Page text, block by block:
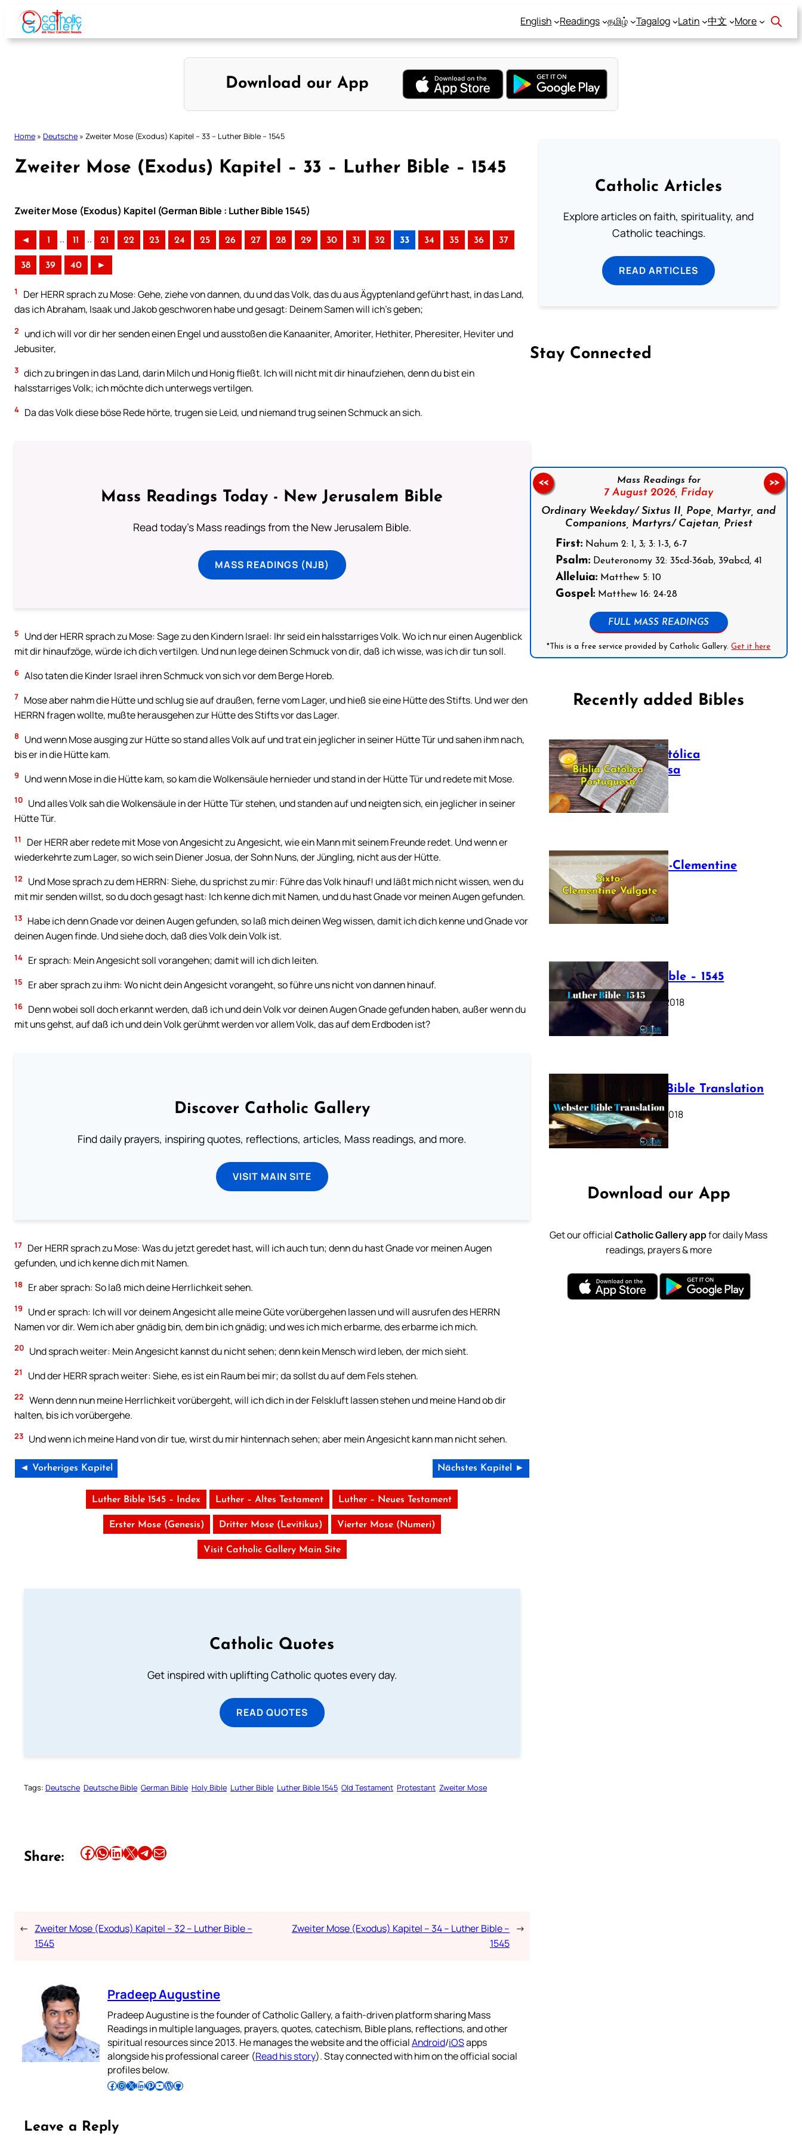
Skip
content
English Readings தமிழ் Tagalog Latin 中文 More
Download our App
Home » Deutsche » Zweiter Mose (Exodus) Kapitel – 33 – Luther Bible – 1545
Zweiter Mose (Exodus) Kapitel – 33 – Luther Bible – 1545
Zweiter Mose (Exodus) Kapitel (German Bible : Luther Bible 1545)
◄ 1 .. 11 .. 21 22 23 24 25 26 27 28 29 30 31 32 33 34 35 36 37
38 39 40 ►
1
Der HERR sprach zu Mose: Gehe, ziehe von dannen, du und das Volk, das du aus Ägyptenland geführt hast, in das Land,
das ich Abraham, Isaak und Jakob geschworen habe und gesagt: Deinem Samen will ich’s geben;
2
und ich will vor dir her senden einen Engel und ausstoßen die Kanaaniter, Amoriter, Hethiter, Pheresiter, Heviter und
Jebusiter,
3 dich zu bringen in das Land, darin Milch und Honig fließt. Ich will nicht mit dir hinaufziehen, denn du bist ein
halsstarriges Volk; ich möchte dich unterwegs vertilgen.
4 Da das Volk diese böse Rede hörte, trugen sie Leid, und niemand trug seinen Schmuck an sich.
Mass Readings Today - New Jerusalem Bible
Read today's Mass readings from the New Jerusalem Bible.
MASS READINGS (NJB)
5
Und der HERR sprach zu Mose: Sage zu den Kindern Israel: Ihr seid ein halsstarriges Volk. Wo ich nur einen Augenblick
mit dir hinaufzöge, würde ich dich vertilgen. Und nun lege deinen Schmuck von dir, daß ich wisse, was ich dir tun soll.
6 Also taten die Kinder Israel ihren Schmuck von sich vor dem Berge Horeb.
7 Mose aber nahm die Hütte und schlug sie auf draußen, ferne vom Lager, und hieß sie eine Hütte des Stifts. Und wer den
HERRN fragen wollte, mußte herausgehen zur Hütte des Stifts vor das Lager.
8
Und wenn Mose ausging zur Hütte so stand alles Volk auf und trat ein jeglicher in seiner Hütte Tür und sahen ihm nach,
bis er in die Hütte kam.
9 Und wenn Mose in die Hütte kam, so kam die Wolkensäule hernieder und stand in der Hütte Tür und redete mit Mose.
10 Und alles Volk sah die Wolkensäule in der Hütte Tür stehen, und standen auf und neigten sich, ein jeglicher in seiner
Hütte Tür.
11
Der HERR aber redete mit Mose von Angesicht zu Angesicht, wie ein Mann mit seinem Freunde redet. Und wenn er
wiederkehrte zum Lager, so wich sein Diener Josua, der Sohn Nuns, der Jüngling, nicht aus der Hütte.
12
Und Mose sprach zu dem HERRN: Siehe, du sprichst zu mir: Führe das Volk hinauf! und läßt mich nicht wissen, wen du
mit mir senden willst, so du doch gesagt hast: Ich kenne dich mit Namen, und du hast Gnade vor meinen Augen gefunden.
13 Habe ich denn Gnade vor deinen Augen gefunden, so laß mich deinen Weg wissen, damit ich dich kenne und Gnade vor
deinen Augen finde. Und siehe doch, daß dies Volk dein Volk ist.
14 Er sprach: Mein Angesicht soll vorangehen; damit will ich dich leiten.
15 Er aber sprach zu ihm: Wo nicht dein Angesicht vorangeht, so führe uns nicht von dannen hinauf.
16 Denn wobei soll doch erkannt werden, daß ich und dein Volk vor deinen Augen Gnade gefunden haben, außer wenn du
mit uns gehst, auf daß ich und dein Volk gerühmt werden vor allem Volk, das auf dem Erdboden ist?
Discover Catholic Gallery
Find daily prayers, inspiring quotes, reflections, articles, Mass readings, and more.
VISIT MAIN SITE
17 Der HERR sprach zu Mose: Was du jetzt geredet hast, will ich auch tun; denn du hast Gnade vor meinen Augen
gefunden, und ich kenne dich mit Namen.
18 Er aber sprach: So laß mich deine Herrlichkeit sehen.
19
Und er sprach: Ich will vor deinem Angesicht alle meine Güte vorübergehen lassen und will ausrufen des HERRN
Namen vor dir. Wem ich aber gnädig bin, dem bin ich gnädig; und wes ich mich erbarme, des erbarme ich mich.
20 Und sprach weiter: Mein Angesicht kannst du nicht sehen; denn kein Mensch wird leben, der mich sieht.
21 Und der HERR sprach weiter: Siehe, es ist ein Raum bei mir; da sollst du auf dem Fels stehen.
22 Wenn denn nun meine Herrlichkeit vorübergeht, will ich dich in der Felskluft lassen stehen und meine Hand ob dir
halten, bis ich vorübergehe.
23 Und wenn ich meine Hand von dir tue, wirst du mir hintennach sehen; aber mein Angesicht kann man nicht sehen.
◄ Vorheriges Kapitel Nächstes Kapitel ►
Luther Bible 1545 – Index Luther – Altes Testament Luther – Neues Testament
Erster Mose (Genesis) Dritter Mose (Levitikus) Vierter Mose (Numeri)
Visit Catholic Gallery Main Site
Catholic Quotes
Get inspired with uplifting Catholic quotes every day.
READ QUOTES
Tags: Deutsche Deutsche Bible German Bible Holy Bible Luther Bible Luther Bible 1545 Old Testament Protestant Zweiter Mose
Share: Share this article on Facebook Share this article on WhatsApp Share this article on LinkedIn Share this article on X Share this article on TelegramEmail this Article
← Zweiter Mose (Exodus) Kapitel – 32 – Luther Bible –
1545
Zweiter Mose (Exodus) Kapitel – 34 – Luther Bible –
1545
→
Pradeep Augustine
Pradeep Augustine is the founder of Catholic Gallery, a faith-driven platform sharing Mass
Readings in multiple languages, prayers, quotes, catechism, Bible plans, reflections, and other
spiritual resources since 2013. He manages the website and the officialAndroid/iOSapps
alongside his professional career (Read his story). Stay connected with him on the official social
profiles below.
Follow Pradeep on Facebook Follow Pradeep on InstagramFollow Pradeep on X Follow Pradeep on LinkedIn Follow Pradeep on Pinterest Subscribe to Pradeep’s Youtube Channel Follow Pradeep on WordPress Follow Pradeep on GitHub
Leave a Reply
Catholic Articles
Explore articles on faith, spirituality, and
Catholic teachings.
READ ARTICLES
Stay Connected
Mass Readings for
7 August 2026, Friday
Ordinary Weekday/ Sixtus II, Pope, Martyr, and
Companions, Martyrs/ Cajetan, Priest
First:Nahum 2: 1, 3; 3: 1-3, 6-7
Psalm:Deuteronomy 32: 35cd-36ab, 39abcd, 41
Alleluia:Matthew 5: 10
Gospel:Matthew 16: 24-28
FULL MASS READINGS
*This is a free service provided by Catholic Gallery.Get it here
<< >>
Recently added Bibles
Bíblia Católica
Portuguesa
July 16, 2025
The Sixto-Clementine
Vulgate
July 12, 2025
Luther Bible – 1545
October 17, 2018
Webster Bible Translation
October 11, 2018
Download our App
Get our officialCatholic Gallery appfor daily Mass
readings, prayers & more